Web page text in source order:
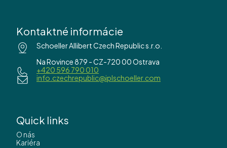
Kontaktné informácie
Schoeller Allibert Czech Republic s.r.o.
Na Rovince 879 - CZ-720 00 Ostrava
+420 596 790 010
info.czechrepublic@iplschoeller.com
Quick links
O nás
Kariéra